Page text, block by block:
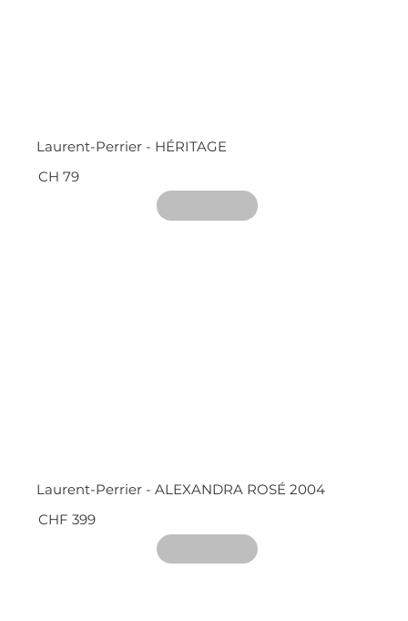
Laurent-Perrier - HÉRITAGE
CH 79
Laurent-Perrier - ALEXANDRA ROSÉ 2004
CHF 399